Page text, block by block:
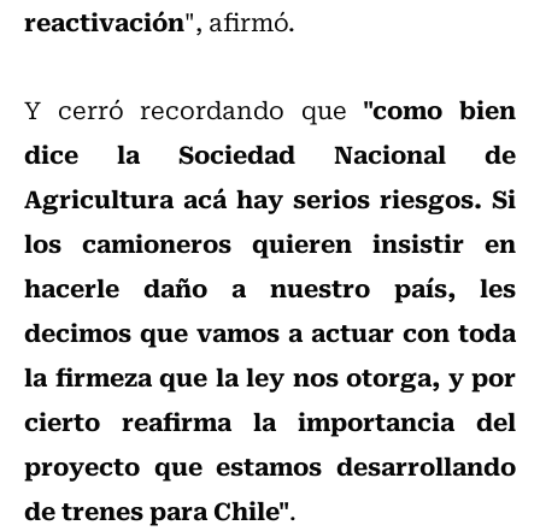
reactivación", afirmó.
Y cerró recordando que "como bien
dice la Sociedad Nacional de
Agricultura acá hay serios riesgos. Si
los camioneros quieren insistir en
hacerle daño a nuestro país, les
decimos que vamos a actuar con toda
la firmeza que la ley nos otorga, y por
cierto reafirma la importancia del
proyecto que estamos desarrollando
de trenes para Chile".